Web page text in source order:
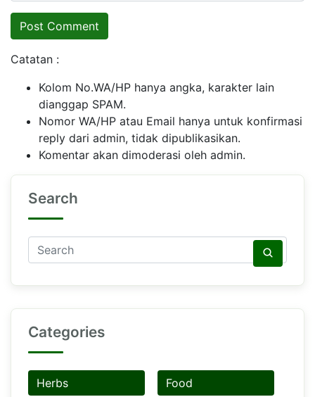
Catatan :
Kolom No.WA/HP hanya angka, karakter lain
dianggap SPAM.
Nomor WA/HP atau Email hanya untuk konfirmasi
reply dari admin, tidak dipublikasikan.
Komentar akan dimoderasi oleh admin.
Search
Categories
Herbs Food